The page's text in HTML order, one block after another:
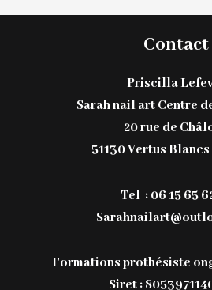
Contact
Priscilla
Sarah nail art Centre
20 rue de
51130 Vertus
Tel : 06 15 65
Formations prothésiste
Siret :